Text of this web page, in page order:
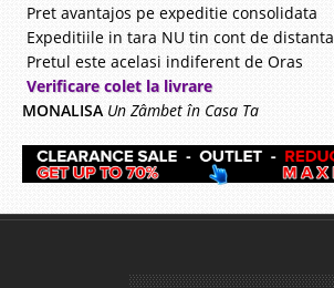
Pret avantajos pe expeditie consolidata
Expeditiile in tara NU tin cont de distanta
Pretul este acelasi indiferent de Oras
Verificare colet la livrare
MONALISA Un Zâmbet în Casa Ta